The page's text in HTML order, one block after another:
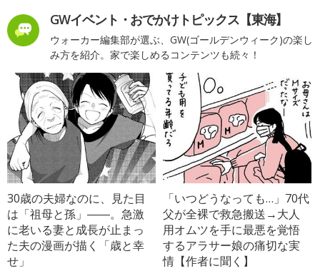
GWイベント・おでかけトピックス【東海】
ウォーカー編集部が選ぶ、GW(ゴールデンウィーク)の楽し
み方を紹介。家で楽しめるコンテンツも続々！
30歳の夫婦なのに、見た目
は「祖母と孫」――。急激
に老いる妻と成長が止まっ
た夫の漫画が描く「歳と幸
せ」
「いつどうなっても…」70代
父が全裸で救急搬送→大人
用オムツを手に最悪を覚悟
するアラサー娘の痛切な実
情【作者に聞く】